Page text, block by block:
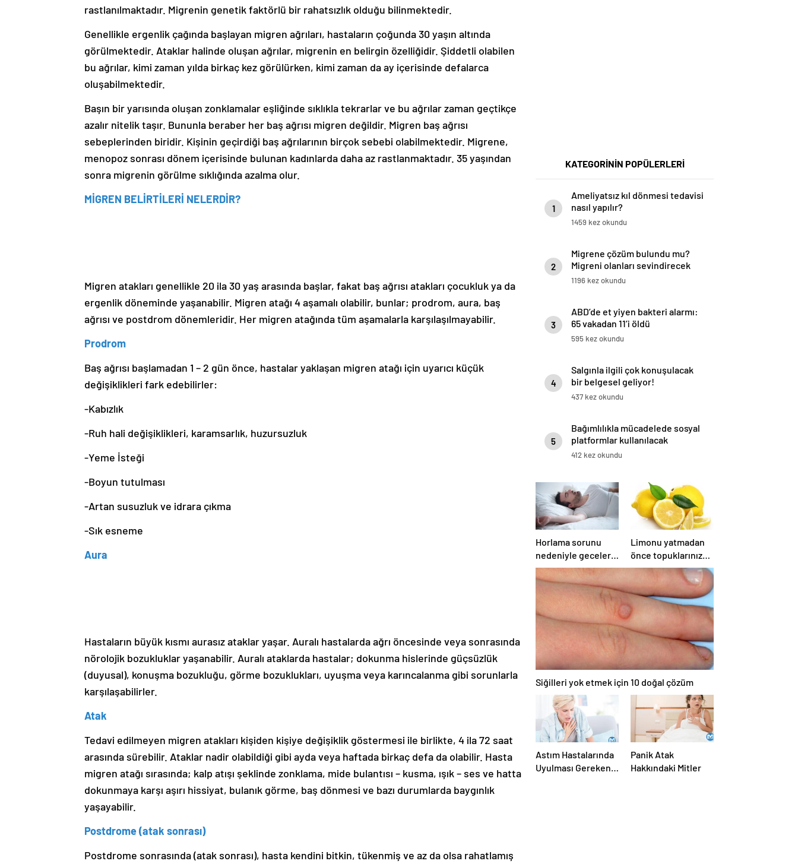
rastlanılmaktadır. Migrenin genetik faktörlü bir rahatsızlık olduğu bilinmektedir.
Genellikle ergenlik çağında başlayan migren ağrıları, hastaların çoğunda 30 yaşın altında
görülmektedir. Ataklar halinde oluşan ağrılar, migrenin en belirgin özelliğidir. Şiddetli olabilen
bu ağrılar, kimi zaman yılda birkaç kez görülürken, kimi zaman da ay içerisinde defalarca
oluşabilmektedir.
Başın bir yarısında oluşan zonklamalar eşliğinde sıklıkla tekrarlar ve bu ağrılar zaman geçtikçe
azalır nitelik taşır. Bununla beraber her baş ağrısı migren değildir. Migren baş ağrısı
sebeplerinden biridir. Kişinin geçirdiği baş ağrılarının birçok sebebi olabilmektedir. Migrene,
menopoz sonrası dönem içerisinde bulunan kadınlarda daha az rastlanmaktadır. 35 yaşından
sonra migrenin görülme sıklığında azalma olur.
MİGREN BELİRTİLERİ NELERDİR?
Migren atakları genellikle 20 ila 30 yaş arasında başlar, fakat baş ağrısı atakları çocukluk ya da
ergenlik döneminde yaşanabilir. Migren atağı 4 aşamalı olabilir, bunlar; prodrom, aura, baş
ağrısı ve postdrom dönemleridir. Her migren atağında tüm aşamalarla karşılaşılmayabilir.
Prodrom
Baş ağrısı başlamadan 1 – 2 gün önce, hastalar yaklaşan migren atağı için uyarıcı küçük
değişiklikleri fark edebilirler:
-Kabızlık
-Ruh hali değişiklikleri, karamsarlık, huzursuzluk
-Yeme İsteği
-Boyun tutulması
-Artan susuzluk ve idrara çıkma
-Sık esneme
Aura
Hastaların büyük kısmı aurasız ataklar yaşar. Auralı hastalarda ağrı öncesinde veya sonrasında
nörolojik bozukluklar yaşanabilir. Auralı ataklarda hastalar; dokunma hislerinde güçsüzlük
(duyusal), konuşma bozukluğu, görme bozuklukları, uyuşma veya karıncalanma gibi sorunlarla
karşılaşabilirler.
Atak
Tedavi edilmeyen migren atakları kişiden kişiye değişiklik göstermesi ile birlikte, 4 ila 72 saat
arasında sürebilir. Ataklar nadir olabildiği gibi ayda veya haftada birkaç defa da olabilir. Hasta
migren atağı sırasında; kalp atışı şeklinde zonklama, mide bulantısı – kusma, ışık – ses ve hatta
dokunmaya karşı aşırı hissiyat, bulanık görme, baş dönmesi ve bazı durumlarda baygınlık
yaşayabilir.
Postdrome (atak sonrası)
Postdrome sonrasında (atak sonrası), hasta kendini bitkin, tükenmiş ve az da olsa rahatlamış
KATEGORİNİN POPÜLERLERİ
1
Ameliyatsız kıl dönmesi tedavisi
nasıl yapılır?
1459 kez okundu
2
Migrene çözüm bulundu mu?
Migreni olanları sevindirecek
haber
1196 kez okundu
3
ABD’de et yiyen bakteri alarmı:
65 vakadan 11’i öldü
595 kez okundu
4
Salgınla ilgili çok konuşulacak
bir belgesel geliyor!
437 kez okundu
5
Bağımlılıkla mücadelede sosyal
platformlar kullanılacak
412 kez okundu
Horlama sorunu
nedeniyle geceler
kâbusa dönmesin!
İşte uzmanından
horlamayı durduran
beş dil egzersizi
tavsiyesi
Limonu yatmadan
önce topuklarınıza
sürdüğünüzde
bakın neler oluyor!
Siğilleri yok etmek için 10 doğal çözüm
Astım Hastalarında
Uyulması Gereken
Panik Atak
Hakkındaki Mitler